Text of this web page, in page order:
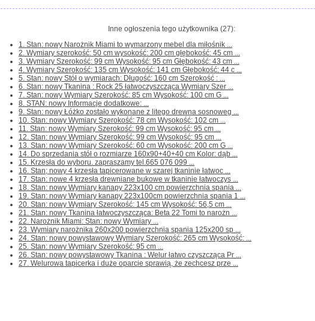
Inne ogłoszenia tego użytkownika (27):
1. Stan: nowy Narożnik Miami to wymarzony mebel dla miłośnik ...
2. Wymiary szerokość: 50 cm wysokość: 200 cm głębokość: 45 cm ...
3. Wymiary Szerokość: 99 cm Wysokość: 95 cm Głębokość: 43 cm ...
4. Wymiary Szerokość: 135 cm Wysokość: 141 cm Głębokość: 44 c ...
5. Stan: nowy Stół o wymiarach: Długość: 160 cm Szerokość : ...
6. Stan: nowy Tkanina : Rock 25 łatwoczyszcząca Wymiary Szer ...
7. Stan: nowy Wymiary Szerokość: 85 cm Wysokość: 100 cm G ...
8. STAN: nowy Informacje dodatkowe: ...
9. Stan: nowy Łóżko zostało wykonane z litego drewna sosnoweg ...
10. Stan: nowy Wymiary Szerokość: 78 cm Wysokość: 102 cm ...
11. Stan: nowy Wymiary Szerokość: 99 cm Wysokość: 95 cm ...
12. Stan: nowy Wymiary Szerokość: 99 cm Wysokość: 95 cm ...
13. Stan: nowy Wymiary Szerokość: 60 cm Wysokość: 200 cm G ...
14. Do sprzedania stół o rozmiarze 160x90+40+40 cm Kolor: dąb ...
15. Krzesła do wyboru. zapraszamy tel.665 076 099 ...
16. Stan; nowy 4 krzesła tapicerowane w szarej tkaninie łatwoc ...
17. Stan: nowe 4 krzesła drewniane bukowe w tkaninie łatwoczys ...
18. Stan: nowy Wymiary kanapy 223x100 cm powierzchnia spania ...
19. Stan: nowy Wymiary kanapy 223x100cm powierzchnia spania 1 ...
20. Stan: nowy Wymiary Szerokość: 145 cm Wysokość: 56,5 cm ...
21. Stan: nowy Tkanina łatwoczyszcząca: Beta 22 Tomi to narożn ...
22. Narożnik Miami: Stan: nowy Wymiary ...
23. Wymiary narożnika 260x200 powierzchnia spania 125x200 sp ...
24. Stan: nowy powystawowy Wymiary Szerokość: 265 cm Wysokość: ...
25. Stan: nowy Wymiary Szerokość: 95 cm ...
26. Stan: nowy powystawowy Tkanina : Welur łatwo czyszcząca Pr ...
27. Welurowa tapicerka i duże oparcie sprawią, że zechcesz prze ...